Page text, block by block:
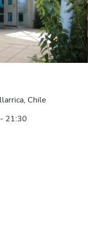
Chile
21:30